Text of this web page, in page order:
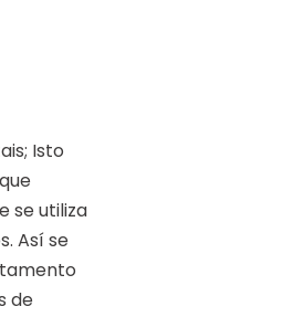
Isto
se utiliza
Así se
de